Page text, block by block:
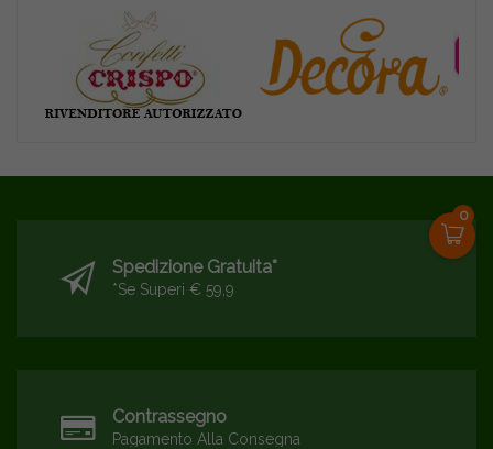
0
Spedizione Gratuita*
*se Superi € 59,9
Contrassegno
Pagamento Alla Consegna